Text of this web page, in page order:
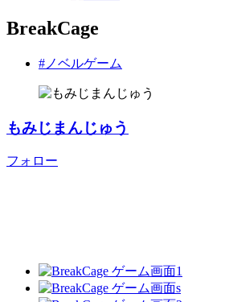
BreakCage
#ノベルゲーム
もみじまんじゅう
フォロー